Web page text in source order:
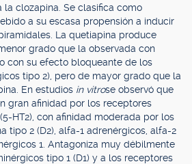
clozapina. Se clasifica como
a su escasa propensión a inducir
La quetiapina produce
grado que la observada con
con su efecto bloqueante de los
tipo 2), pero de mayor grado que la
En estudios in vitrose observó que
gran afinidad por los receptores
HT2), con afinidad moderada por los
tipo 2 (D2), alfa-1 adrenérgicos, alfa-2
1. Antagoniza muy débilmente
tipo 1 (D1) y a los receptores